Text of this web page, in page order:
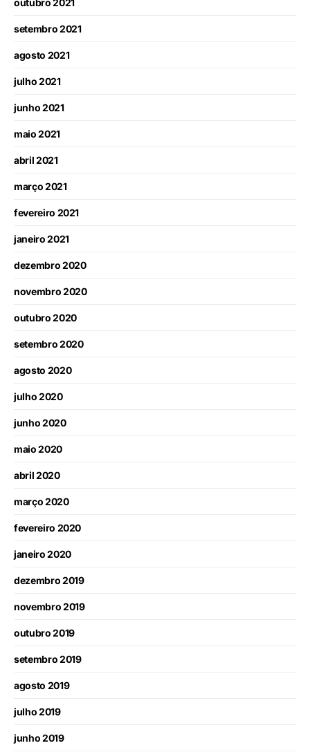
setembro 2021
agosto 2021
julho 2021
junho 2021
maio 2021
abril 2021
março 2021
fevereiro 2021
janeiro 2021
dezembro 2020
novembro 2020
outubro 2020
setembro 2020
agosto 2020
julho 2020
junho 2020
maio 2020
abril 2020
março 2020
fevereiro 2020
janeiro 2020
dezembro 2019
novembro 2019
outubro 2019
setembro 2019
agosto 2019
julho 2019
junho 2019